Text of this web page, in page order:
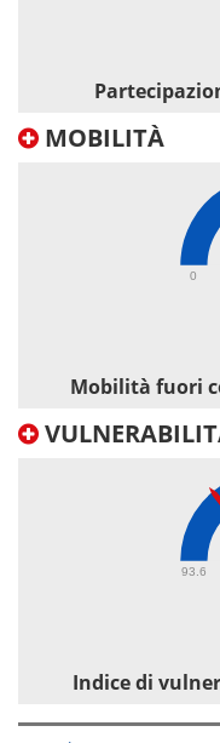
MOBILITÀ
0
Mobilità fuori
93.6
Indice di